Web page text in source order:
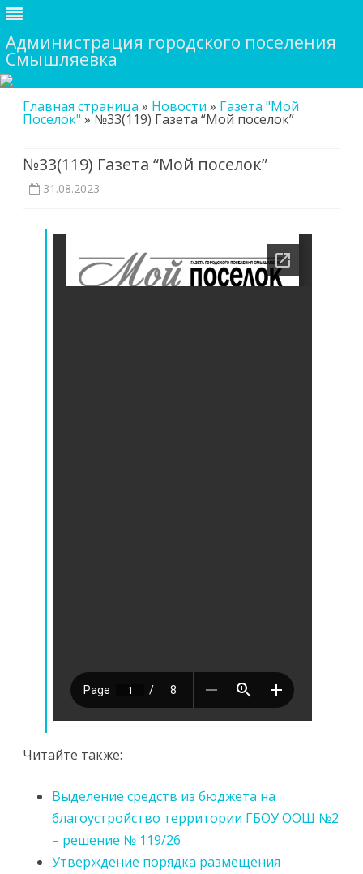
Администрация городского поселения
Смышляевка
to
content
Главная страница » Новости » Газета "Мой
Поселок" »№33(119) Газета “Мой поселок”
№33(119) Газета “Мой поселок”
31.08.2023
Читайте также:
Выделение средств из бюджета на
благоустройство территории ГБОУ ООШ №2
– решение № 119/26
Утверждение порядка размещения